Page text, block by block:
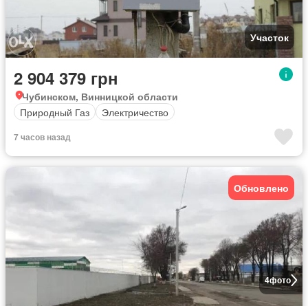
Участок
2 904 379 грн
Чубинском, Винницкой области
Природный Газ
Электричество
7 часов назад
4фото
Обновлено